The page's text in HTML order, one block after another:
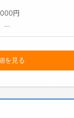
円
...
を見る